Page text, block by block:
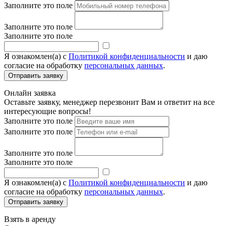
Заполните это поле
Заполните это поле
Заполните это поле
Я ознакомлен(а) с Политикой конфиденциальности и даю
согласие на обработку персональных данных.
Онлайн заявка
Оставьте заявку, менеджер перезвонит Вам и ответит на все
интересующие вопросы!
Заполните это поле
Заполните это поле
Заполните это поле
Заполните это поле
Я ознакомлен(а) с Политикой конфиденциальности и даю
согласие на обработку персональных данных.
Взять в аренду